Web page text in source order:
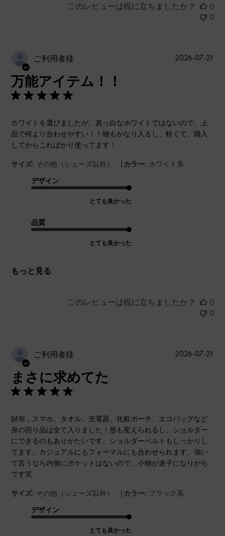
このレビューは役に立ちましたか？
0
0
ご利用者様
万能アイテム！！
ホワイトを選びましたが、真っ白なホワイトではないので、上
品で何より合わせやすい！！物もかなり入るし、軽くて、購入
してからこればかり使ってます！
サイズ: その他（シューズ以外） | カラー: ホワイト系
デザイン
とても良かった
品質
とても良かった
もっと見る
2026-07-21
このレビューは役に立ちましたか？
0
0
ご利用者様
まさに求めてた
財布，スマホ、タオル、充電器、化粧ポーチ、エコバッグなど
身の回り品は全て入りました！形も変えられるし、ショルダー
にできるのもありがたいです。ショルダーベルトもしっかりし
てます。カジュアルにもフォーマルにも合わせられます。強い
て言うなら内側にポケットはないので、小物が迷子になりがち
です笑
サイズ: その他（シューズ以外） | カラー: ブラック系
デザイン
とても良かった
2026-07-21